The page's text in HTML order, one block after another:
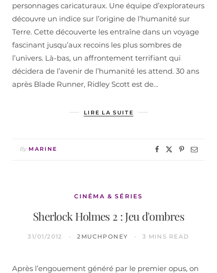
personnages caricaturaux. Une équipe d’explorateurs
découvre un indice sur l’origine de l’humanité sur
Terre. Cette découverte les entraîne dans un voyage
fascinant jusqu’aux recoins les plus sombres de
l’univers. Là-bas, un affrontement terrifiant qui
décidera de l’avenir de l’humanité les attend. 30 ans
après Blade Runner, Ridley Scott est de…
LIRE LA SUITE
By MARINE
CINÉMA & SÉRIES
Sherlock Holmes 2 : Jeu d'ombres
31/01/2012 2MUCHPONEY 3 MINS READ
Après l’engouement généré par le premier opus, on